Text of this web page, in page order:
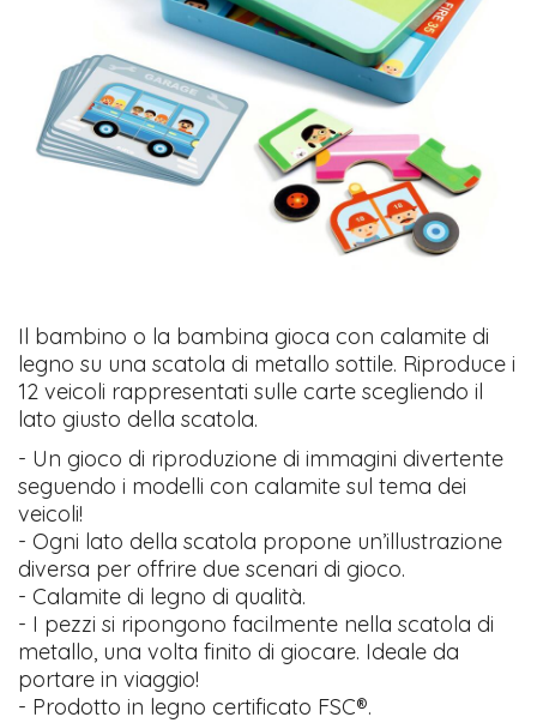
Il bambino o la bambina gioca con calamite di
legno su una scatola di metallo sottile. Riproduce i
12 veicoli rappresentati sulle carte scegliendo il
lato giusto della scatola.
- Un gioco di riproduzione di immagini divertente
seguendo i modelli con calamite sul tema dei
veicoli!
- Ogni lato della scatola propone un’illustrazione
diversa per offrire due scenari di gioco.
- Calamite di legno di qualità.
- I pezzi si ripongono facilmente nella scatola di
metallo, una volta finito di giocare. Ideale da
portare in viaggio!
- Prodotto in legno certificato FSC®.